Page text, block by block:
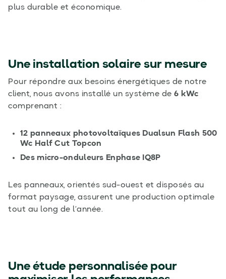
plus durable et économique.
Une installation solaire sur mesure
Pour répondre aux besoins énergétiques de notre
client, nous avons installé un système de 6 kWc
comprenant :
12 panneaux photovoltaïques Dualsun Flash 500
Wc Half Cut Topcon
Des micro-onduleurs Enphase IQ8P
Les panneaux, orientés sud-ouest et disposés au
format paysage, assurent une production optimale
tout au long de l’année.
Une étude personnalisée pour